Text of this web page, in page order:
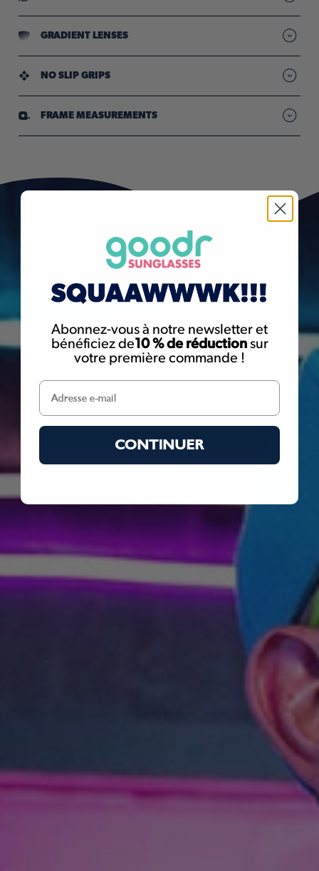
Reduced glare so your vision stays sharp & clear"
GRADIENT LENSES
Dark-to-light tint blocks overhead rays & increases ground
visibility
NO SLIP GRIPS
Provide comfy, all-day hold through sweat & movement
FRAME MEASUREMENTS
goodr sunglasses have metal screws that can potentially expose
you to nickel. Nickel is known to the State of California to cause
cancer. For more information go to
Abonnez-vous à notre newsletter et
bénéficiez de10 % de réductionsur
votre première commande !
CONTINUER